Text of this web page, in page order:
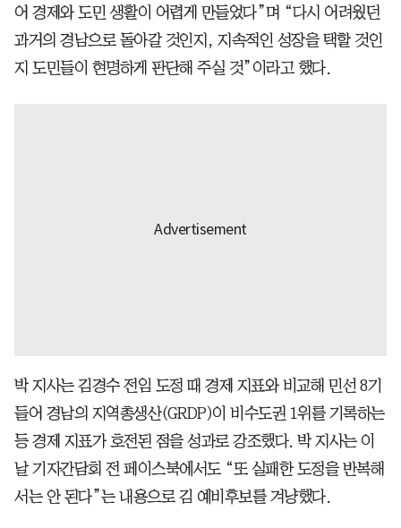
어 경제와 도민 생활이 어렵게 만들었다”며 “다시 어려웠던
과거의 경남으로 돌아갈 것인지, 지속적인 성장을 택할 것인
지 도민들이 현명하게 판단해 주실 것”이라고 했다.
박 지사는 김경수 전임 도정 때 경제 지표와 비교해 민선 8기
들어 경남의 지역총생산(GRDP)이 비수도권 1위를 기록하는
등 경제 지표가 호전된 점을 성과로 강조했다. 박 지사는 이
날 기자간담회 전 페이스북에서도 “또 실패한 도정을 반복해
서는 안 된다”는 내용으로 김 예비후보를 겨냥했다.